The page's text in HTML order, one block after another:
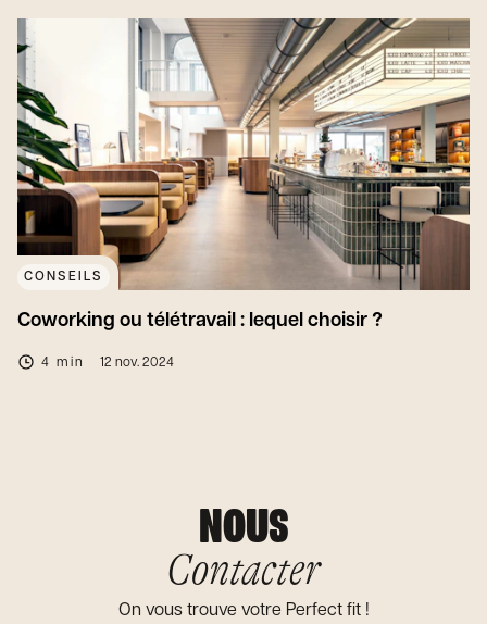
CONSEILS
Coworking ou télétravail : lequel choisir ?
4 min 12 nov. 2024
NOUS
Contacter
On vous trouve votre Perfect fit !